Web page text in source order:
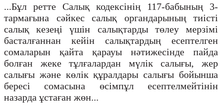
...Бұл ретте Салық кодексінің 117-бабының 3-
тармағына сәйкес салық органдарының тиісті
салық кезеңі үшін салықтарды төлеу мерзімі
басталғаннан кейін салықтардың есептелген
сомаларын қайта қарауы нәтижесінде пайда
болған жеке тұлғалардан мүлік салығы, жер
салығы және көлік құралдары салығы бойынша
бересі сомасына өсімпұл есептелмейтінін
назарда ұстаған жөн...